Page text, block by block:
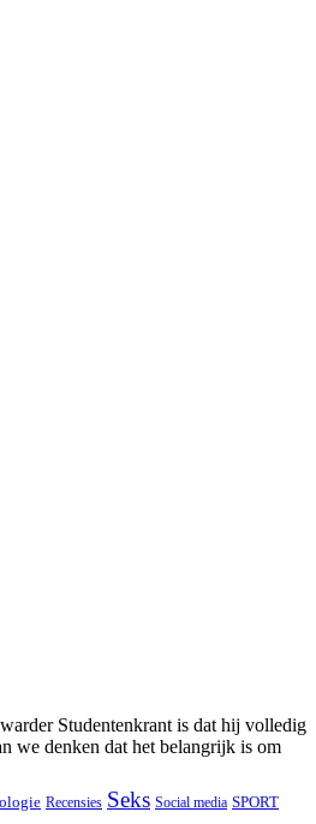
Studentenkrant is dat hij volledig
we denken dat het belangrijk is om
Recensies Seks Social media SPORT